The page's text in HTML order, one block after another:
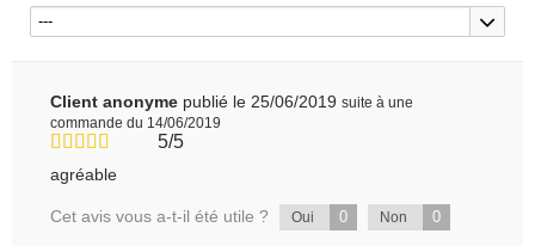
---
Client anonyme publié le 25/06/2019 suite à une
commande du 14/06/2019
5/5
agréable
Cet avis vous a-t-il été utile ? Oui 0 Non 0